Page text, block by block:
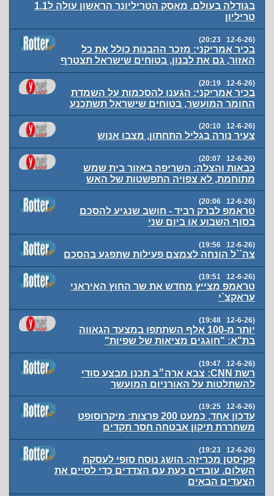
בגודלה בעולם. מאסק הטריליונר הראשון עולה ל1.1
טריליון
(12-6-26 20:23)
בכיר אמריקני: מזכר ההבנות כולל את כל
האזור, גם את לבנון, בטוחים שישראל תצטרף
(12-6-26 20:19)
בכיר אמריקני: הגענו להסכמות על השמדת
החומר המועשר, בטוחים שישראל תשתכנע
(12-6-26 20:10)
צעיר נורה בגליל התחתון, מצבו אנוש
(12-6-26 20:07)
כבאות והצלה: השריפה באזור בית שמש
מתוחמת, לא צפויה התפשטות של האש
(12-6-26 20:06)
טראמפ לברק רביד - חושב שנגיע להסכם
בסוף השבוע או ביום שני
(12-6-26 19:56)
צה``ל הונחה לצמצם פעילות שתפגע בהסכם
(12-6-26 19:51)
טראמפ מצייץ מחדש את שר החוץ האיראני
עראקצ`י
(12-6-26 19:48)
יותר מ-100 אלף השתתפו במצעד הגאווה
בת"א: "חוגגים מציאות של שפיות"
(12-6-26 19:47)
רשת CNN: צבא ארה״ב תכנן מבצע סודי
להשתלטות על האורניום המועשר
(12-6-26 19:25)
עדכון אחד, כמעט 200 פרצות: מיקרוסופט
משחררת תיקון אבטחה חסר תקדים
(12-6-26 19:23)
פקיסטן מכריזה: הושג נוסח סופי לעסקת
השלום. עובדים כעת עם הצדדים כדי לסיים את
הצעדים הבאים